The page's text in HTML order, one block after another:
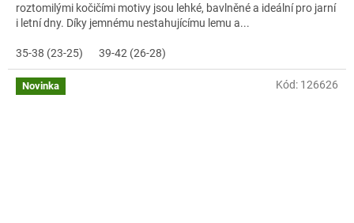
roztomilými kočičími motivy jsou lehké, bavlněné a ideální pro jarní
i letní dny. Díky jemnému nestahujícímu lemu a...
35-38 (23-25) 39-42 (26-28)
Novinka Kód: 126626